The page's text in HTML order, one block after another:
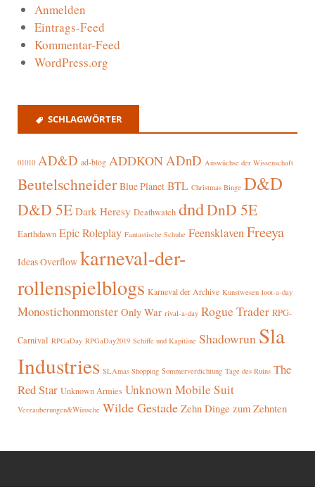
Anmelden
Eintrags-Feed
Kommentar-Feed
WordPress.org
SCHLAGWÖRTER
01010 AD&D ad-blog ADDKONADnD Auswüchse der Wissenschaft
Beutelschneider Blue Planet BTL Christmas Binge D&D
D&D 5E Dark Heresy Deathwatch dndDnD 5E
Earthdawn Epic Roleplay Fantastische Schuhe FeensklavenFreeya
Ideas Overflow karneval-der-
rollenspielblogs Karneval der Archive Kunstwesen loot-a-day
Monostichonmonster Only War rival-a-day Rogue Trader RPG-
Carnival RPGaDay RPGaDay2019 Schiffe und Kapitäne Shadowrun Sla
Industries SLAmas Shopping Sommerverdichtung Tage des Ruins The
Red Star Unknown Armies Unknown Mobile Suit
Verzauberungen&Wünsche Wilde Gestade Zehn Dinge zum Zehnten